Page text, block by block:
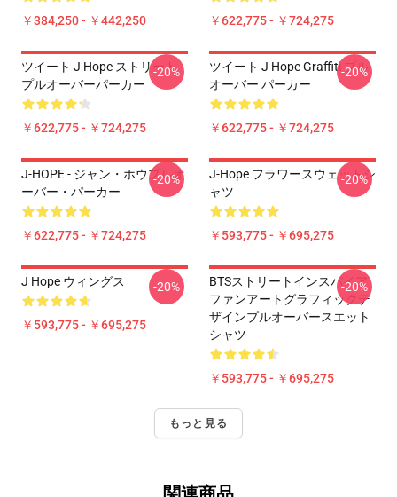
￥384,250 - ￥442,250 ￥622,775 - ￥724,275
ツイート J Hope ストリート
プルオーバーパーカー
￥622,775 - ￥724,275
-20%
ツイート J Hope Graffiti プル
オーバー パーカー
￥622,775 - ￥724,275
-20%
J-HOPE - ジャン・ホウプルオ
ーバー・パーカー
￥622,775 - ￥724,275
-20%
J-Hope フラワースウェットシ
ャツ
￥593,775 - ￥695,275
-20%
J Hope ウィングス
￥593,775 - ￥695,275
-20%
BTSストリートインスパイア
ファンアートグラフィックデ
ザインプルオーバースエット
シャツ
￥593,775 - ￥695,275
-20%
もっと見る